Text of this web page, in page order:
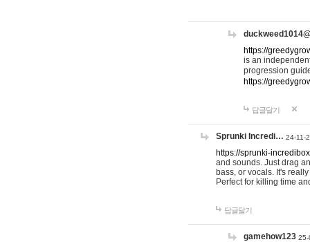
https://
is an
progression
https://
답글달기
Sprunki Incredi… 24-11-
https://sprunki-
and sounds. Just drag
bass, or vocals. It's
Perfect for killing time
답글달기
gamehow123 25-